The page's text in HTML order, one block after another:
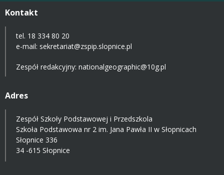
Kontakt
tel. 18 334 80 20
e-mail: sekretariat@zspip.slopnice.pl
Zespół redakcyjny: nationalgeographic@10g.pl
Adres
Zespół Szkoły Podstawowej i Przedszkola
Szkoła Podstawowa nr 2 im. Jana Pawła II w Słopnicach
Słopnice 336
34 -615 Słopnice